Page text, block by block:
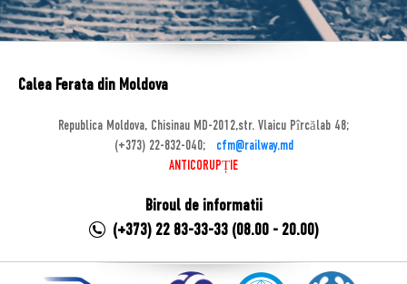
Calea Ferata din Moldova
Republica Moldova, Chisinau MD-2012,str. Vlaicu Pîrcălab 48;
(+373) 22-832-040;
cfm@railway.md
ANTICORUPȚIE
Biroul de informatii
(+373) 22 83-33-33 (08.00 - 20.00)